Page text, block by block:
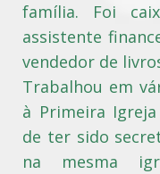
família. Foi
assistente
vendedor de
Trabalhou em
à Primeira
de ter sido
na mesma